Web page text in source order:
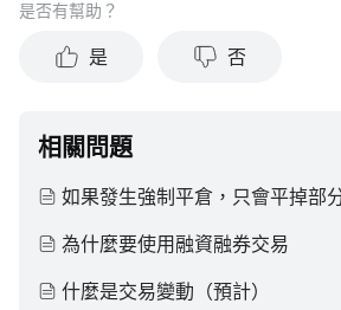
是否有幫助？
是 否
相關問題
如果發生強制平倉，只會平掉部
為什麼要使用融資融券交易
什麼是交易變動（預計）